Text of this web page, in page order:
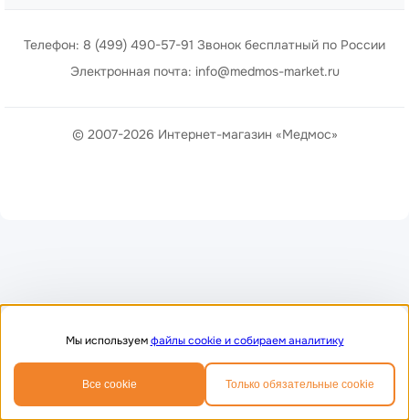
Главная Избранное
0
Корзина Телефон MAX
Телефон: 8 (499) 490-57-91 Звонок бесплатный по России
Электронная почта: info@medmos-market.ru
© 2007-2026 Интернет-магазин «Медмос»
Мы используемфайлы cookie и собираем аналитику
Все cookie Только обязательные cookie